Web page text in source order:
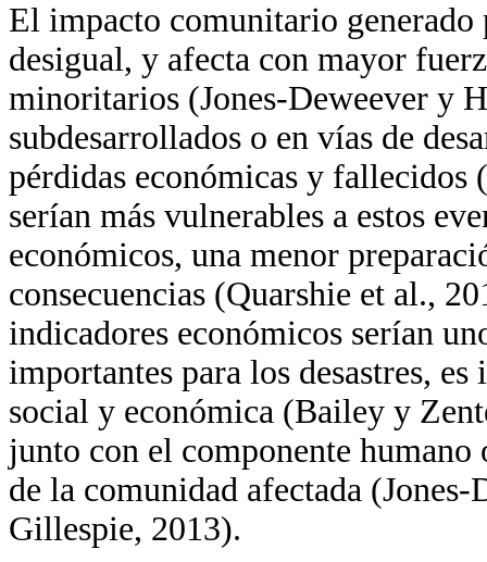
El impacto comunitario generado
desigual, y afecta con mayor
minoritarios (Jones-Deweever y
subdesarrollados o en vías de
pérdidas económicas y fallecidos
serían más vulnerables a estos
económicos, una menor
consecuencias (Quarshie et al.,
indicadores económicos serían
importantes para los desastres,
social y económica (Bailey y
junto con el componente
de la comunidad afectada
Gillespie, 2013).